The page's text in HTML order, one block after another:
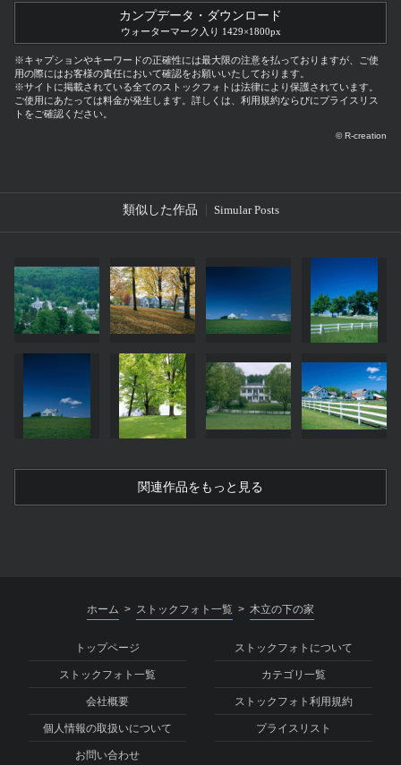
カンプデータ・ダウンロード
ウォーターマーク入り 1429×1800px
※キャプションやキーワードの正確性には最大限の注意を払っておりますが、ご使
用の際にはお客様の責任において確認をお願いいたしております。
※サイトに掲載されている全てのストックフォトは法律により保護されています。
ご使用にあたっては料金が発生します。詳しくは、利用規約ならびにプライスリス
トをご確認ください。
© R-creation
類似した作品 Simular Posts
関連作品をもっと見る
ホーム > ストックフォト一覧 > 木立の下の家
トップページ ストックフォトについて
ストックフォト一覧 カテゴリ一覧
会社概要 ストックフォト利用規約
個人情報の取扱いについて プライスリスト
お問い合わせ